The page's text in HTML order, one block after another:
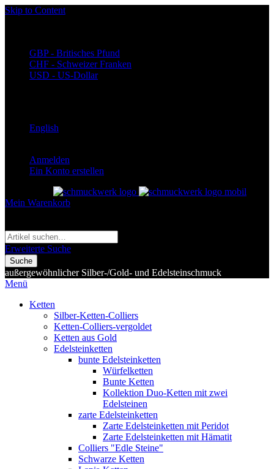
Skip to Content
GBP - Britisches Pfund
CHF - Schweizer Franken
USD - US-Dollar
English
Anmelden
Ein Konto erstellen
Mein Warenkorb
Erweiterte Suche
Suche
außergewöhnlicher Silber-/Gold- und Edelsteinschmuck
Menü
Ketten
Silber-Ketten-Colliers
Ketten-Colliers-vergoldet
Ketten aus Gold
Edelsteinketten
bunte Edelsteinketten
Würfelketten
Bunte Ketten
Kollektion Duo-Ketten mit zwei
Edelsteinen
zarte Edelsteinketten
Zarte Edelsteinketten mit Peridot
Zarte Edelsteinketten mit Hämatit
Colliers "Edle Steine"
Schwarze Ketten